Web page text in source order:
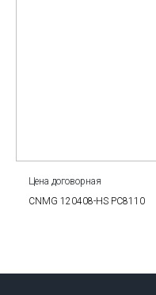
Цена договорная
CNMG 120408-HS PC8110